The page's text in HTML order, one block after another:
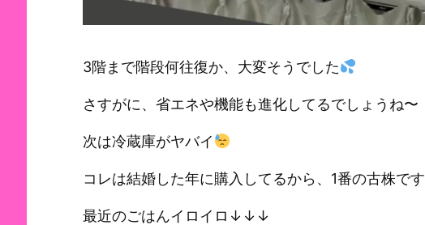
3階まで階段何往復か、大変そうでした
さすがに、省エネや機能も進化してるでしょうね〜
次は冷蔵庫がヤバイ
コレは結婚した年に購入してるから、1番の古株です
最近のごはんイロイロ↓↓↓